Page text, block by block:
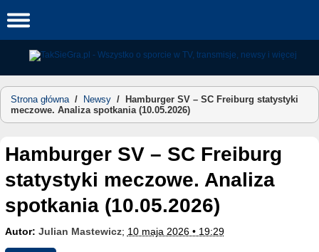
to
Strona główna/ Newsy /
Hamburger SV – SC Freiburg statystyki
meczowe. Analiza spotkania (10.05.2026)
Hamburger SV – SC Freiburg
statystyki meczowe. Analiza
spotkania (10.05.2026)
Autor: Julian Mastewicz; 10 maja 2026 • 19:29